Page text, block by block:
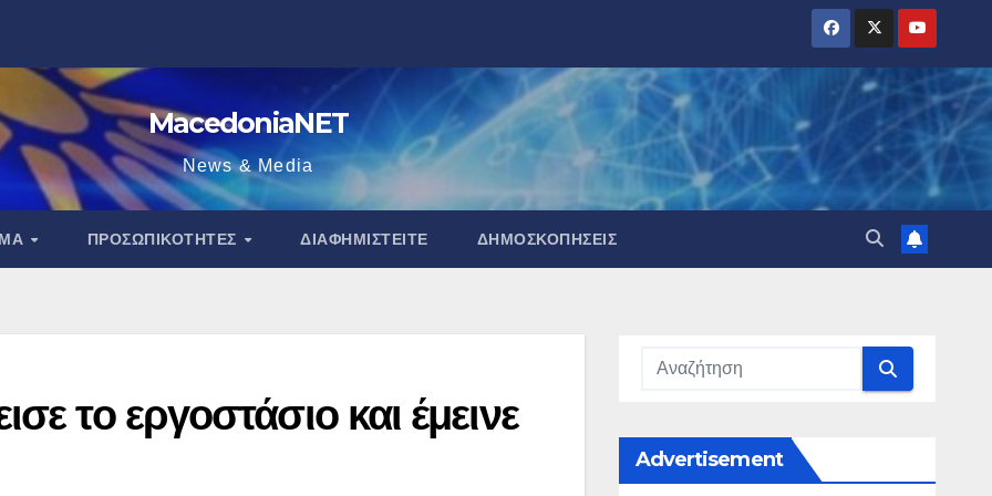
MacedoniaNET
News & Media
ΠΡΟΣΩΠΙΚΌΤΗΤΕΣ ΔΙΑΦΗΜΙΣΤΕΊΤΕ ΔΗΜΟΣΚΟΠΉΣΕΙΣ
το εργοστάσιο και έμεινε
Advertisement